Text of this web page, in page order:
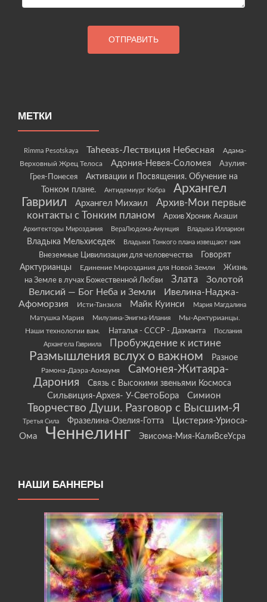
МЕТКИ
Rimma Pesotskaya Taheeas-Лествиция Небесная
Адама-
Верховный Жрец Телоса
Адония-Невея-Соломея
Азулия-
Грея-Понесея
Активации и Посвящения. Обучение на
Тонком плане.
Антидемиург Кобра
Архангел
Гавриил
Архангел Михаил
Архив-Мои первые
контакты с Тонким планом
Архив Хроник Акаши
Архитекторы Мироздания ВераЛюдома-Анунция Владыка Илларион
Владыка Мельхиседек Владыки Тонкого плана извещают нам
Внеземные Цивилизации для человечества
Говорят
Арктурианцы
Единение Мироздания для Новой Земли
Жизнь
на Земле в лучах Божественной Любви
Злата
Золотой
Велисий — Бог Неба и Земли
Ивелина-Наджа-
Афоморзия
Исти-Танзиля Майк Куинси Мария Магдалина
Матушка Мария Милузина-Энигма-Илания
Мы-Арктурианцы.
Наши технологии вам.
Наталья - СССР - Даэманта
Послания
Архангела Гавриила
Пробуждение к истине
Размышления вслух о важном Разное
Рамона-Даэра-Аомаумя
Самонея-Житаяра-
Дарония
Связь с Высокими звеньями Космоса
Сильвиция-Архея- У-СветоБора Симион
Творчество Души. Разговор с Высшим-Я
Третья Сила Фразелина-Озелия-Готта
Цистерия-Уриоса-
Ома
Ченнелинг Эвисома-Мия-КалиВсеУсра
НАШИ БАННЕРЫ